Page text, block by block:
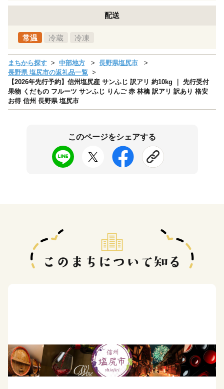
配送
常温 冷蔵 冷凍
まちから探す 中部地方
長野県塩尻市
長野県 塩尻市の返礼品一覧
【2026年先行予約】信州塩尻産 サンふじ 訳アリ 約10kg ｜ 先行受付
果物 くだもの フルーツ サンふじ りんご 赤 林檎 訳アリ 訳あり 格安
お得 信州 長野県 塩尻市
このページをシェアする